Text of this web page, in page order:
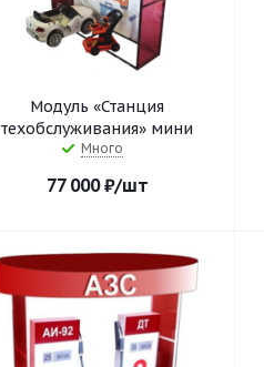
Модуль «Станция
техобслуживания» мини
Много
77 000₽/шт